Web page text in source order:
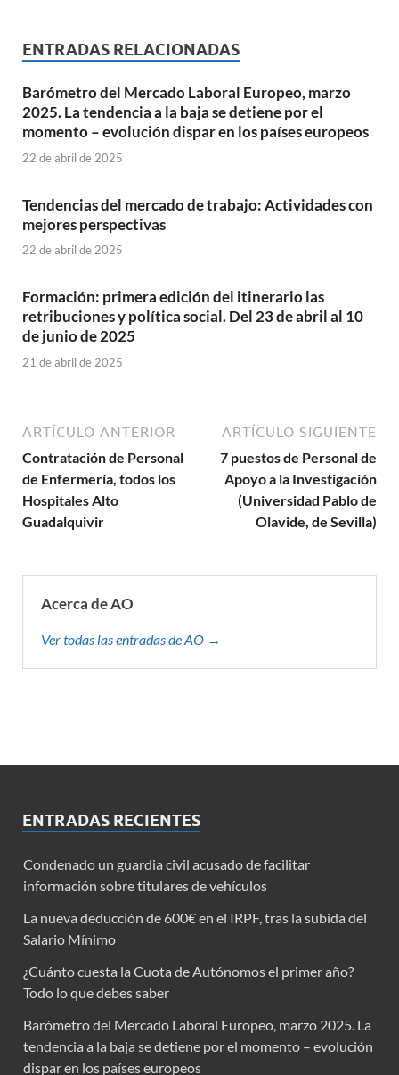
ENTRADAS RELACIONADAS
Barómetro del Mercado Laboral Europeo, marzo
2025. La tendencia a la baja se detiene por el
momento – evolución dispar en los países europeos
22 de abril de 2025
Tendencias del mercado de trabajo: Actividades con
mejores perspectivas
22 de abril de 2025
Formación: primera edición del itinerario las
retribuciones y política social. Del 23 de abril al 10
de junio de 2025
21 de abril de 2025
ARTÍCULO ANTERIOR
Contratación de Personal
de Enfermería, todos los
Hospitales Alto
Guadalquivir
ARTÍCULO SIGUIENTE
7 puestos de Personal de
Apoyo a la Investigación
(Universidad Pablo de
Olavide, de Sevilla)
Acerca de AO
Ver todas las entradas de AO →
ENTRADAS RECIENTES
Condenado un guardia civil acusado de facilitar
información sobre titulares de vehículos
La nueva deducción de 600€ en el IRPF, tras la subida del
Salario Mínimo
¿Cuánto cuesta la Cuota de Autónomos el primer año?
Todo lo que debes saber
Barómetro del Mercado Laboral Europeo, marzo 2025. La
tendencia a la baja se detiene por el momento – evolución
dispar en los países europeos